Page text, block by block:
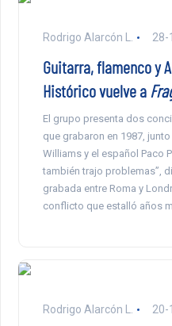
Rodrigo Alarcón L. 28-
Guitarra, flamenco y
Histórico vuelve a
El grupo presenta dos
que grabaron en 1987,
Williams y el español Paco
también trajo problemas”,
grabada entre Roma y
conflicto que estalló años
Rodrigo Alarcón L. 20-